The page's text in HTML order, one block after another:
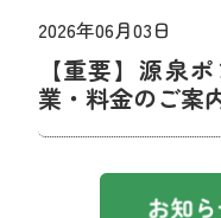
2026年06月03日
【重要】源泉
業・料金のご案